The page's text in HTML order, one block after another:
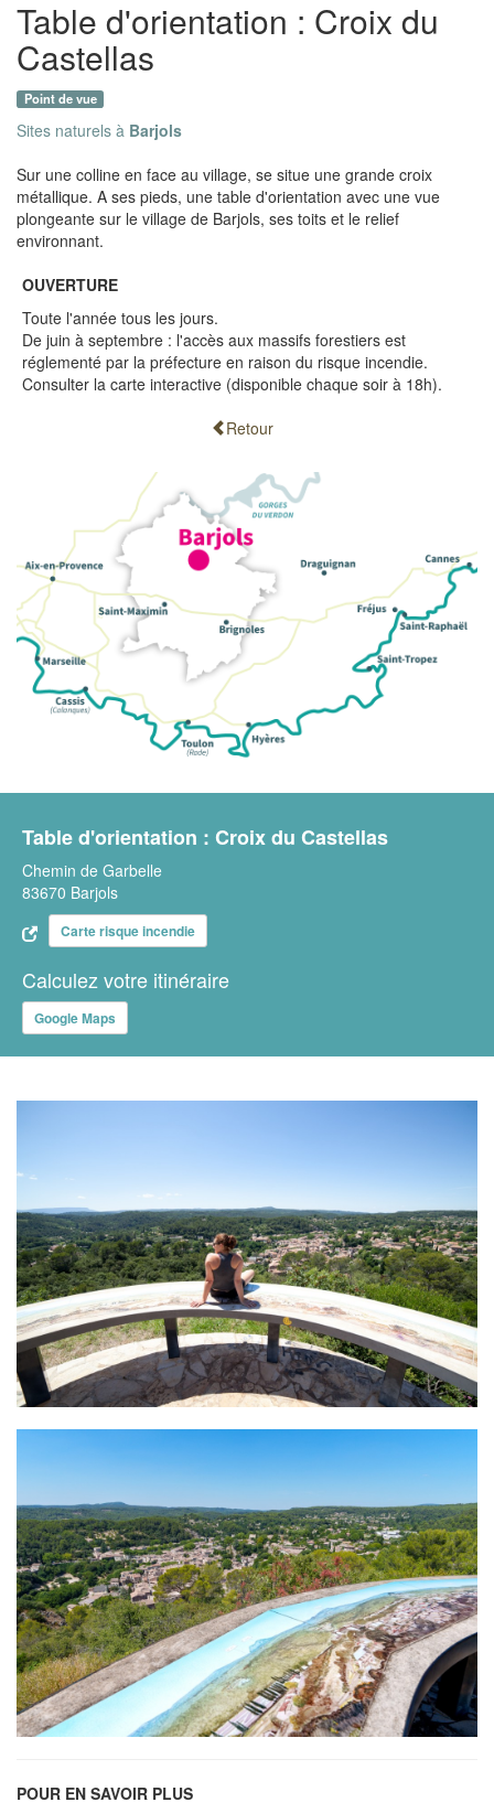
Table d'orientation : Croix du
Castellas
Point de vue
Sites naturels à Barjols
Sur une colline en face au village, se situe une grande croix
métallique. A ses pieds, une table d'orientation avec une vue
plongeante sur le village de Barjols, ses toits et le relief
environnant.
OUVERTURE
Toute l'année tous les jours.
De juin à septembre : l'accès aux massifs forestiers est
réglementé par la préfecture en raison du risque incendie.
Consulter la carte interactive (disponible chaque soir à 18h).
Retour
Table d'orientation : Croix du Castellas
Chemin de Garbelle
83670 Barjols
Carte risque incendie
Calculez votre itinéraire
Google Maps
POUR EN SAVOIR PLUS